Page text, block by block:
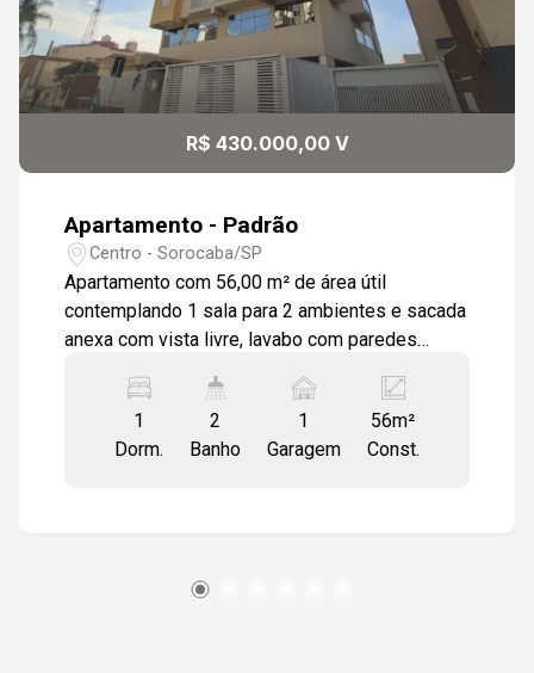
R$ 430.000,00 V
Apartamento - Padrão
Centro - Sorocaba/SP
Apartamento com 56,00 m² de área útil
contemplando 1 sala para 2 ambientes e sacada
anexa com vista livre, lavabo com paredes
dormitório com sacada anexa com vista
panorâmica da cidade, banheiro social com box
em vidro temperado, pia em granito e espelho
fosco na sala e dormitório, cerâmico nas demais
1
Dorm.
2
Banho
1
Garagem
56m²
Const.